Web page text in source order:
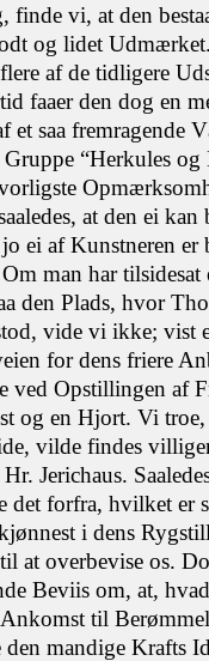
vi, at den
og lidet
af de tidligere
faaer den dog en
et saa fremragende
“Herkules
at den ei kan
ei af Kunstneren er
man har
den Plads, hvor
vide vi ikke; vist
for dens friere
ved Opstillingen af
og en Hjort. Vi
vilde findes
Jerichaus.
forfra, hvilket er
i dens
at overbevise os.
Beviis om, at,
til
mandige Krafts